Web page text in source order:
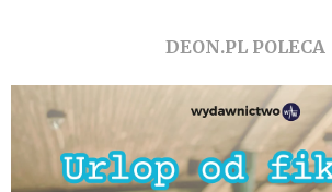
DEON.PL POLECA